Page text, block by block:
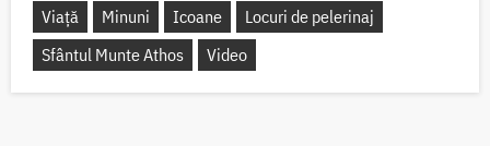
Viață Minuni Icoane
Locuri de pelerinaj
Sfântul Munte Athos
Video